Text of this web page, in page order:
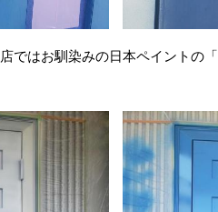
ではお馴染みの日本ペイントの「